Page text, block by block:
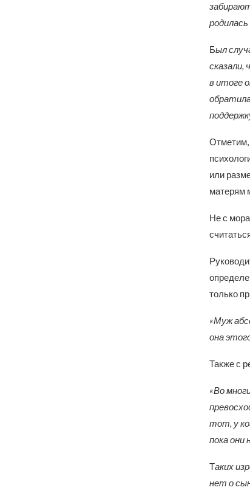
родилась
Был
сказали,
в итоге
Отметим,
или
матерям
Не с
только
«Муж
она
Также с
«Во
тот, у
пока
Таких
нет о